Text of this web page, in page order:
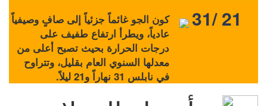
كون الجو غائماً جزئياً إلى صافٍ وصيفياً
عادياً، ويطرأ ارتفاع طفيف على
درجات الحرارة بحيث تصبح أعلى من
معدلها السنوي العام بقليل، وتتراوح
في نابلس 31 نهاراً و21 ليلاً.
31/ 21